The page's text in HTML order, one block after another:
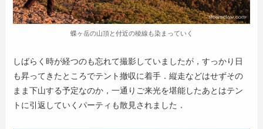
蝶ヶ岳の山頂と付近の稜線も染まっていく
しばらく時が経つのも忘れて撮影していましたが，すっかり日
も昇ってきたところでテント撤収に着手．縦走などはせずその
まま下山する予定なのか，一通りご来光を堪能したあとはテン
トに引返していくパーティも散見されました．